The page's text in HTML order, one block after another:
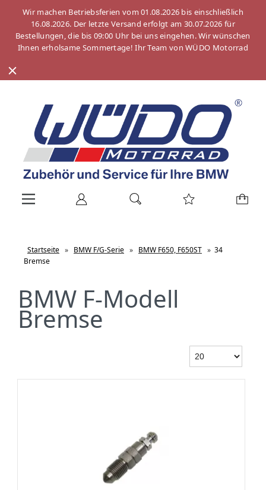
Wir machen Betriebsferien vom 01.08.2026 bis einschließlich
16.08.2026. Der letzte Versand erfolgt am 30.07.2026 für
Bestellungen, die bis 09:00 Uhr bei uns eingehen. Wir wünschen
Ihnen erholsame Sommertage! Ihr Team von WÜDO Motorrad
Startseite » BMW F/G-Serie » BMW F650, F650ST » 34
Bremse
BMW F-Modell
Bremse